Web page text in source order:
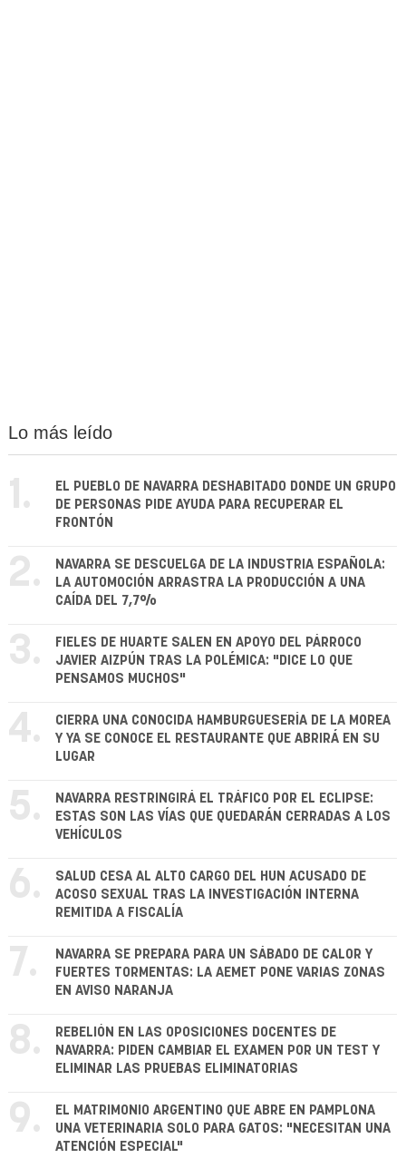
Lo más leído
1.
EL PUEBLO DE NAVARRA DESHABITADO DONDE UN GRUPO
DE PERSONAS PIDE AYUDA PARA RECUPERAR EL
FRONTÓN
2.
NAVARRA SE DESCUELGA DE LA INDUSTRIA ESPAÑOLA:
LA AUTOMOCIÓN ARRASTRA LA PRODUCCIÓN A UNA
CAÍDA DEL 7,7%
3.
FIELES DE HUARTE SALEN EN APOYO DEL PÁRROCO
JAVIER AIZPÚN TRAS LA POLÉMICA: "DICE LO QUE
PENSAMOS MUCHOS"
4.
CIERRA UNA CONOCIDA HAMBURGUESERÍA DE LA MOREA
Y YA SE CONOCE EL RESTAURANTE QUE ABRIRÁ EN SU
LUGAR
5.
NAVARRA RESTRINGIRÁ EL TRÁFICO POR EL ECLIPSE:
ESTAS SON LAS VÍAS QUE QUEDARÁN CERRADAS A LOS
VEHÍCULOS
6.
SALUD CESA AL ALTO CARGO DEL HUN ACUSADO DE
ACOSO SEXUAL TRAS LA INVESTIGACIÓN INTERNA
REMITIDA A FISCALÍA
7.
NAVARRA SE PREPARA PARA UN SÁBADO DE CALOR Y
FUERTES TORMENTAS: LA AEMET PONE VARIAS ZONAS
EN AVISO NARANJA
8.
REBELIÓN EN LAS OPOSICIONES DOCENTES DE
NAVARRA: PIDEN CAMBIAR EL EXAMEN POR UN TEST Y
ELIMINAR LAS PRUEBAS ELIMINATORIAS
9.
EL MATRIMONIO ARGENTINO QUE ABRE EN PAMPLONA
UNA VETERINARIA SOLO PARA GATOS: "NECESITAN UNA
ATENCIÓN ESPECIAL"